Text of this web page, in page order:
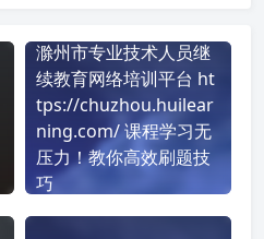
滁州市专业技术人员继
续教育网络培训平台 ht
tps://chuzhou.huilear
ning.com/ 课程学习无
压力！教你高效刷题技
巧